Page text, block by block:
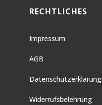
RECHTLICHES
Impressum
AGB
Datenschutzerklärung
Widerrufsbelehrung